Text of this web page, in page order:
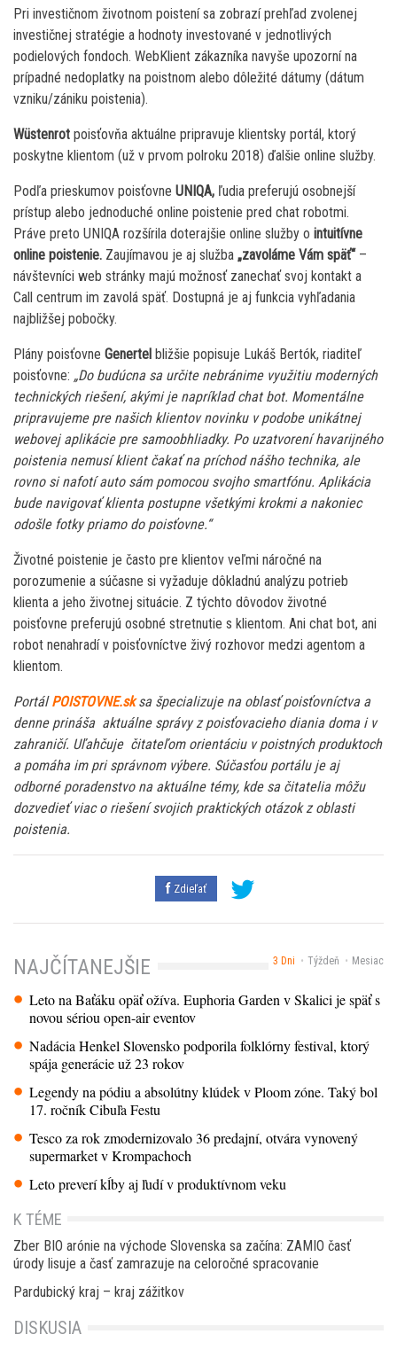
Pri investičnom životnom poistení sa zobrazí prehľad zvolenej
investičnej stratégie a hodnoty investované v jednotlivých
podielových fondoch. WebKlient zákazníka navyše upozorní na
prípadné nedoplatky na poistnom alebo dôležité dátumy (dátum
vzniku/zániku poistenia).
Wüstenrot poisťovňa aktuálne pripravuje klientsky portál, ktorý
poskytne klientom (už v prvom polroku 2018) ďalšie online služby.
Podľa prieskumov poisťovne UNIQA, ľudia preferujú osobnejší
prístup alebo jednoduché online poistenie pred chat robotmi.
Práve preto UNIQA rozšírila doterajšie online služby o intuitívne
online poistenie. Zaujímavou je aj služba „zavoláme Vám späť“–
návštevníci web stránky majú možnosť zanechať svoj kontakt a
Call centrum im zavolá späť. Dostupná je aj funkcia vyhľadania
najbližšej pobočky.
Plány poisťovne Genertel bližšie popisuje Lukáš Bertók, riaditeľ
poisťovne: „Do budúcna sa určite nebránime využitiu moderných
technických riešení, akými je napríklad chat bot. Momentálne
pripravujeme pre našich klientov novinku v podobe unikátnej
webovej aplikácie pre samoobhliadky. Po uzatvorení havarijného
poistenia nemusí klient čakať na príchod nášho technika, ale
rovno si nafotí auto sám pomocou svojho smartfónu. Aplikácia
bude navigovať klienta postupne všetkými krokmi a nakoniec
odošle fotky priamo do poisťovne.“
Životné poistenie je často pre klientov veľmi náročné na
porozumenie a súčasne si vyžaduje dôkladnú analýzu potrieb
klienta a jeho životnej situácie. Z týchto dôvodov životné
poisťovne preferujú osobné stretnutie s klientom. Ani chat bot, ani
robot nenahradí v poisťovníctve živý rozhovor medzi agentom a
klientom.
PortálPOISTOVNE.sk sa špecializuje na oblasť poisťovníctva a
denne prináša aktuálne správy z poisťovacieho diania doma i v
zahraničí. Uľahčuje čitateľom orientáciu v poistných produktoch
a pomáha im pri správnom výbere. Súčasťou portálu je aj
odborné poradenstvo na aktuálne témy, kde sa čitatelia môžu
dozvedieť viac o riešení svojich praktických otázok z oblasti
poistenia.
Zdieľať
3 Dni Týždeň Mesiac
NAJČÍTANEJŠIE
Leto na Baťáku opäť ožíva. Euphoria Garden v Skalici je späť s
novou sériou open-air eventov
Nadácia Henkel Slovensko podporila folklórny festival, ktorý
spája generácie už 23 rokov
Legendy na pódiu a absolútny klúdek v Ploom zóne. Taký bol
17. ročník Cibuľa Festu
Tesco za rok zmodernizovalo 36 predajní, otvára vynovený
supermarket v Krompachoch
Leto preverí kĺby aj ľudí v produktívnom veku
K TÉME
Zber BIO arónie na východe Slovenska sa začína: ZAMIO časť
úrody lisuje a časť zamrazuje na celoročné spracovanie
Pardubický kraj – kraj zážitkov
DISKUSIA